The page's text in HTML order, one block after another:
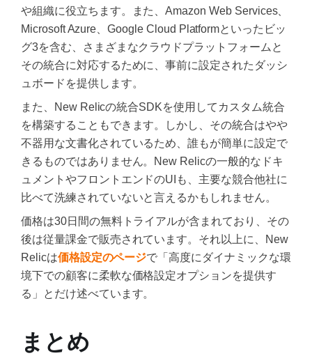
や組織に役立ちます。また、Amazon Web Services、
Microsoft Azure、Google Cloud Platformといったビッ
グ3を含む、さまざまなクラウドプラットフォームと
その統合に対応するために、事前に設定されたダッシ
ュボードを提供します。
また、New Relicの統合SDKを使用してカスタム統合
を構築することもできます。しかし、その統合はやや
不器用な文書化されているため、誰もが簡単に設定で
きるものではありません。New Relicの一般的なドキ
ュメントやフロントエンドのUIも、主要な競合他社に
比べて洗練されていないと言えるかもしれません。
価格は30日間の無料トライアルが含まれており、その
後は従量課金で販売されています。それ以上に、New
Relicは価格設定のページで「高度にダイナミックな環
境下での顧客に柔軟な価格設定オプションを提供す
る」とだけ述べています。
まとめ